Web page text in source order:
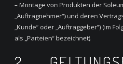
– Montage von Produkten der
„Auftragnehmer“) und deren
„Kunde“ oder „Auftraggeber“) (im
als „Parteien“ bezeichnet).